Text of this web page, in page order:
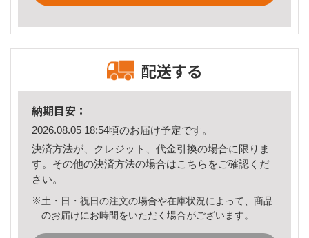
配送する
納期目安：
2026.08.05 18:54頃のお届け予定です。
決済方法が、クレジット、代金引換の場合に限りま
す。その他の決済方法の場合はこちら をご確認くだ
さい。
※土・日・祝日の注文の場合や在庫状況によって、商品
のお届けにお時間をいただく場合がございます。